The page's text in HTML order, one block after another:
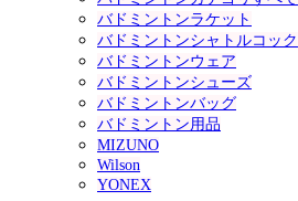
バドミントンラケット
バドミントンシャトルコック
バドミントンウェア
バドミントンシューズ
バドミントンバッグ
バドミントン用品
MIZUNO
Wilson
YONEX